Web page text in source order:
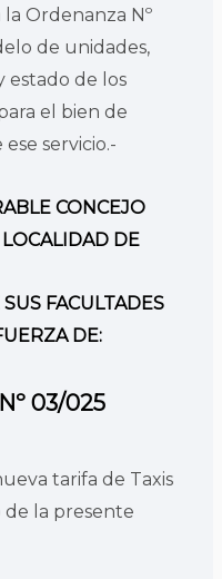
Ordenanza Nº
de unidades,
estado de los
el bien de
servicio.-
CONCEJO
DE
FACULTADES
DE:
03/025
tarifa de Taxis
de la presente